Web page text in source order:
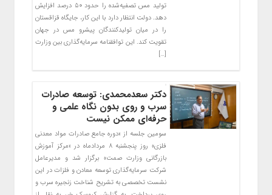
تولید مس تصفیه‌شده را حدود ۵۰ درصد افزایش
دهد. دولت انتظار دارد با این کار، جایگاه قزاقستان
را در میان تولیدکنندگان پیشرو مس در جهان
تقویت کند. این توافقنامه سرمایه‌گذاری بین وزارت
[…]
دکتر سعدمحمدی: توسعه صادرات
سرب و روی بدون نگاه علمی و
حرفه‌ای ممکن نیست
سومین جلسه از «دوره جامع صادرات مواد معدنی
فلزی» روز پنجشنبه ۸ مردادماه در «مرکز آموزش
بازرگانی وزارت صمت» برگزار شد و مدیرعامل
شرکت سرمایه‌گذاری توسعه معادن و فلزات در این
نشست تخصصی به تشریح شناخت زنجیره سرب و